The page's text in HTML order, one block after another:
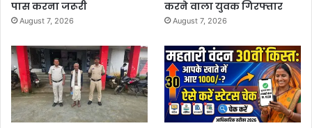
पास करना जरूरी
August 7, 2026
करने वाला युवक गिरफ्तार
August 7, 2026